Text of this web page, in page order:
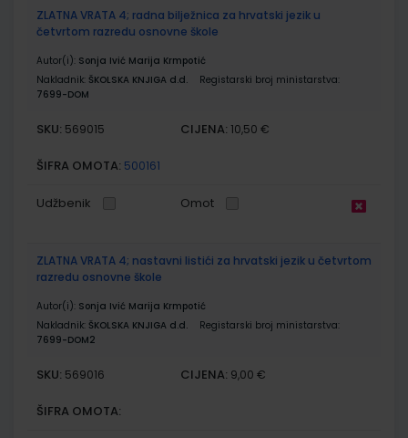
ZLATNA VRATA 4; radna bilježnica za hrvatski jezik u
četvrtom razredu osnovne škole
Autor(i): Sonja Ivić Marija Krmpotić
Nakladnik: ŠKOLSKA KNJIGA d.d.
Registarski broj ministarstva:
7699-DOM
SKU: 569015 CIJENA: 10,50 €
ŠIFRA OMOTA: 500161
Udžbenik Omot
ZLATNA VRATA 4; nastavni listići za hrvatski jezik u četvrtom
razredu osnovne škole
Autor(i): Sonja Ivić Marija Krmpotić
Nakladnik: ŠKOLSKA KNJIGA d.d.
Registarski broj ministarstva:
7699-DOM2
SKU: 569016 CIJENA: 9,00 €
ŠIFRA OMOTA: